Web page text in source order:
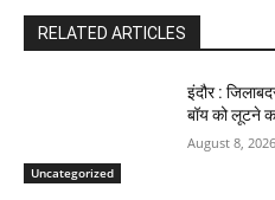
RELATED ARTICLES
Uncategorized
इंदौर :
बॉय को लूटने
August 8, 2026